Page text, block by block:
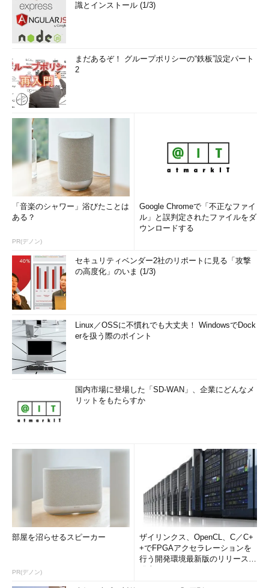
識とインストール (1/3)
まだあるぞ！ グループポリシーの“鉄板”設定パート
2
「音楽のシャワー」浴びたことは
ある？
PR(デノン)
Google Chromeで「不正なファイ
ル」と誤判定されたファイルをダ
ウンロードする
セキュリティベンダー2社のリポートに見る「攻撃
の高度化」のいま (1/3)
Linux／OSSに不慣れでも大丈夫！ WindowsでDock
erを扱う際のポイント
国内市場に登場した「SD-WAN」、企業にどんなメ
リットをもたらすか
部屋を沼らせるスピーカー
PR(デノン)
ザイリンクス、OpenCL、C／C+
+でFPGAアクセラレーションを
行う開発環境最新版のリリースを